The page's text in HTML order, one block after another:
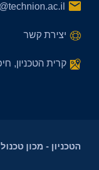
יצירת קשר
קרית הטכניון, חיפה 3200003,
הטכניון - מכון